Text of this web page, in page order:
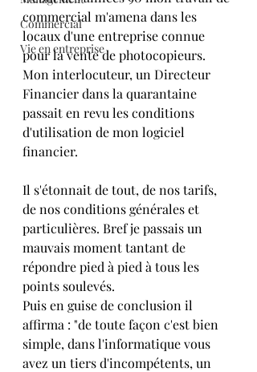
Commercial
Vie en entreprise
commercial m'amena dans les
locaux d'une entreprise connue
pour la vente de photocopieurs.
Mon interlocuteur, un Directeur
Financier dans la quarantaine
passait en revu les conditions
d'utilisation de mon logiciel
financier.
Il s'étonnait de tout, de nos tarifs,
de nos conditions générales et
particulières. Bref je passais un
mauvais moment tantant de
répondre pied à pied à tous les
points soulevés.
Puis en guise de conclusion il
affirma : "de toute façon c'est bien
simple, dans l'informatique vous
avez un tiers d'incompétents, un